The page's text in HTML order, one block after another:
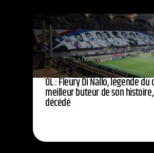
OL : Fleury Di Nallo, légende du
meilleur buteur de son
décédé